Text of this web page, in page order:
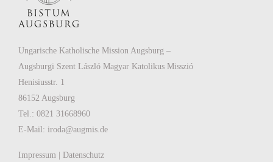
Ungarische Katholische Mission Augsburg –
Augsburgi Szent László Magyar Katolikus Misszió
Henisiusstr. 1
86152 Augsburg
Tel.: 0821 31668960
E-Mail: iroda@augmis.de
Impressum Datenschutz